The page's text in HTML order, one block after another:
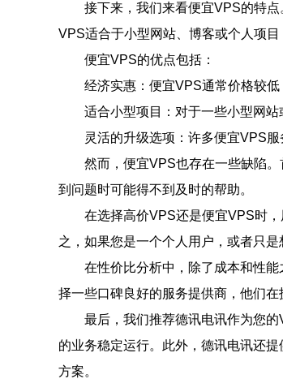
接下来，我们来看便宜VPS的特
VPS适合于小型网站、博客或个人项
便宜VPS的优点包括：
经济实惠：便宜VPS通常价格较低
适合小型项目：对于一些小型网
灵活的升级选项：许多便宜VPS
然而，便宜VPS也存在一些缺陷
到问题时可能得不到及时的帮助。
在选择高价VPS还是便宜VPS时
之，如果您是一个个人用户，或者只
在性价比分析中，除了成本和性
择一些口碑良好的服务提供商，他们在
最后，我们推荐德讯电讯作为您
的业务稳定运行。此外，德讯电讯还
方案。